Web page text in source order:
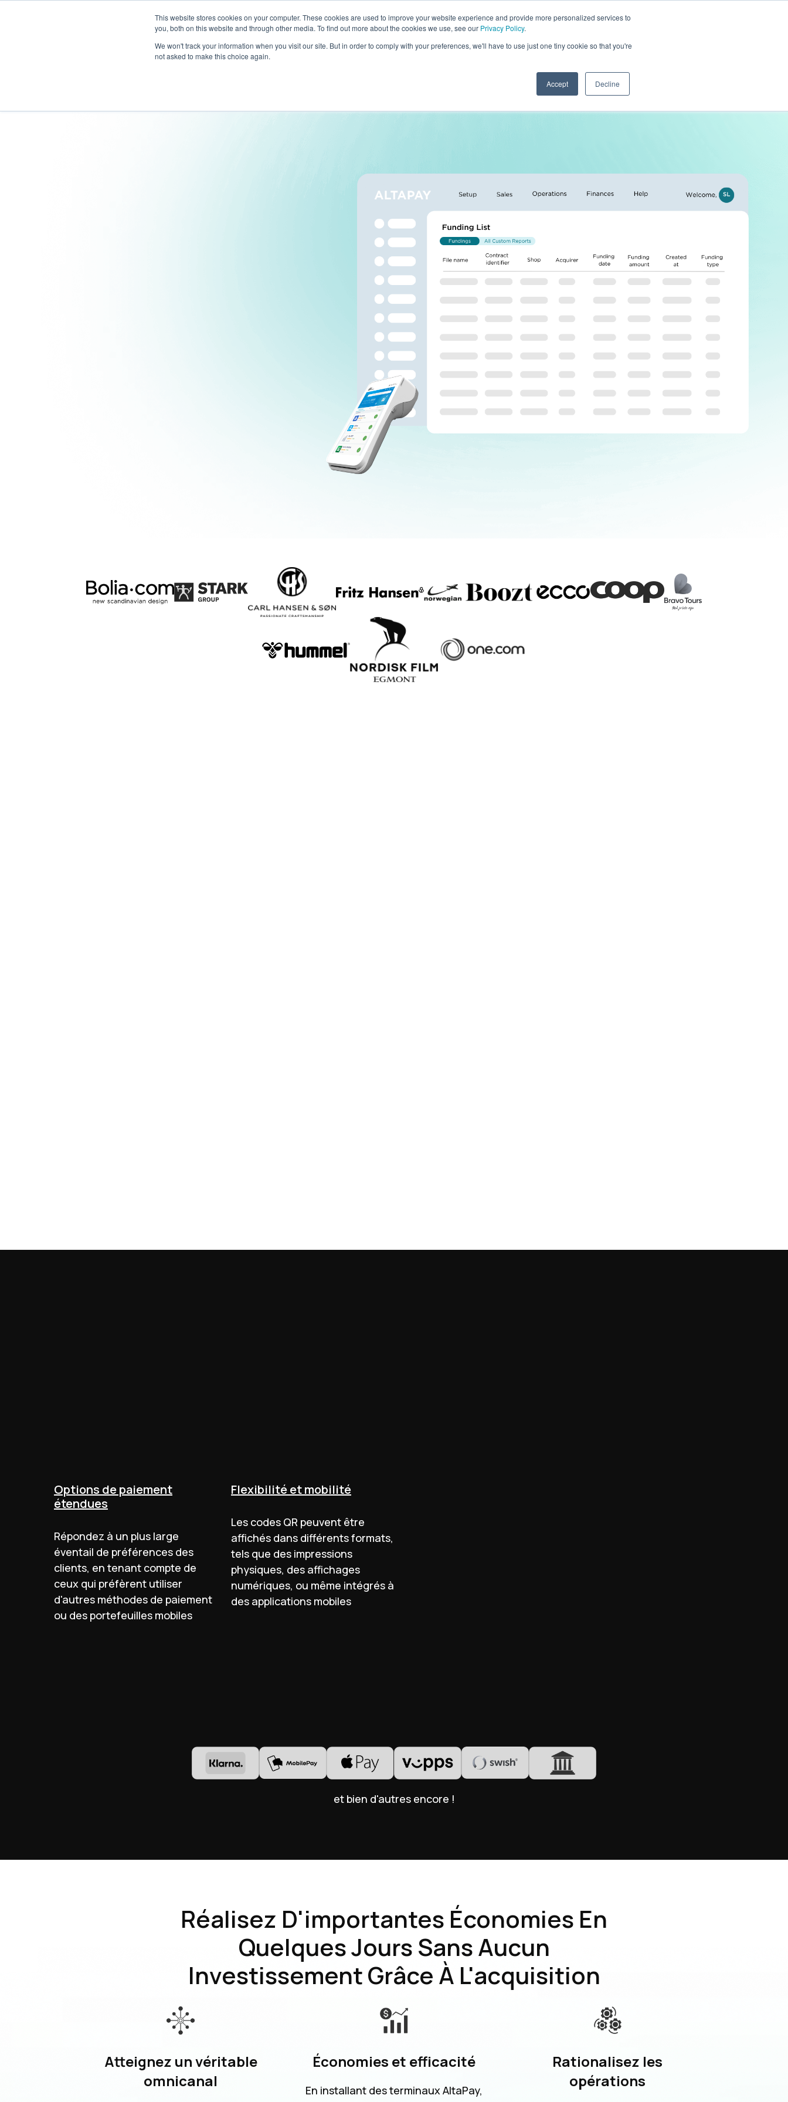
This website stores cookies on your computer. These cookies are used to improve your website experience and provide more personalized services to
you, both on this website and through other media. To find out more about the cookies we use, see our Privacy Policy.
We won't track your information when you visit our site. But in order to comply with your preferences, we'll have to use just one tiny cookie so that you're
not asked to make this choice again.
Accept Decline
AltaPay rejoint Market Pay pour renforcer sa présence en Europe. En savoir plus surmarket-pay.com.
Des Solutions Tarification Développeurs
Options de paiement
étendues
Répondez à un plus large
éventail de préférences des
clients, en tenant compte de
ceux qui préfèrent utiliser
d'autres méthodes de paiement
ou des portefeuilles mobiles
Flexibilité et mobilité
Les codes QR peuvent être
affichés dans différents formats,
tels que des impressions
physiques, des affichages
numériques, ou même intégrés à
des applications mobiles
et bien d'autres encore !
Réalisez D'importantes Économies En
Quelques Jours Sans Aucun
Investissement Grâce À L'acquisition
Atteignez un véritable
omnicanal
Économies et efficacité
En installant des terminaux AltaPay,
Rationalisez les
opérations